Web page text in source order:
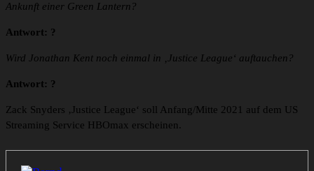
Ankunft einer Green Lantern?
Antwort: ?
Wird Jonathan Kent noch einmal in ‚Justice League‘ auftauchen?
Antwort: ?
Zack Snyders ‚Justice League‘ soll Anfang/Mitte 2021 auf dem US
Streaming Service HBOmax erscheinen.